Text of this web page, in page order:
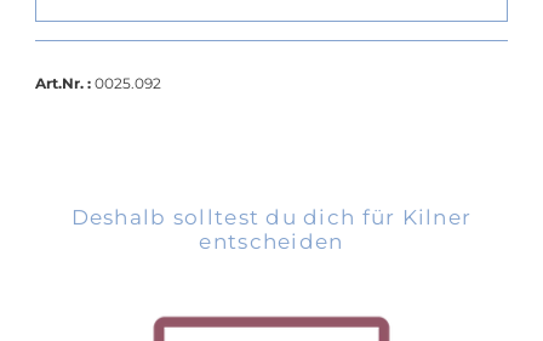
Art.Nr. : 0025.092
Deshalb solltest du dich für Kilner
entscheiden